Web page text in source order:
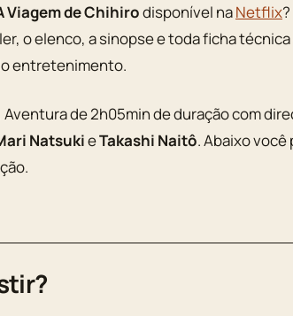
Viagem de Chihirodisponível naNetflix
o elenco, a sinopse e toda ficha
entretenimento.
de 2h05min de duração com
NatsukieTakashi Naitô. Abaixo